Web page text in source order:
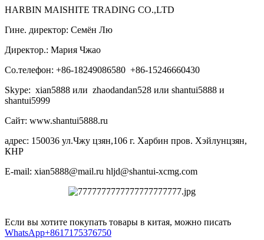
HARBIN MAISHITE TRADING CO.,LTD
Гине. директор: Семён Лю
Директор.: Мария Чжао
Со.телефон: +86-18249086580 +86-15246660430
Skype: xian5888 или zhaodandan528 или shantui5888 и
shantui5999
Сайт: www.shantui5888.ru
адрес: 150036 ул.Чжу цзян,106 г. Харбин пров. Хэйлунцзян,
КНР
E-mail: xian5888@mail.ru hljd@shantui-xcmg.com
Если вы хотите покупать товары в китая, можно писать
WhatsApp+8617175376750